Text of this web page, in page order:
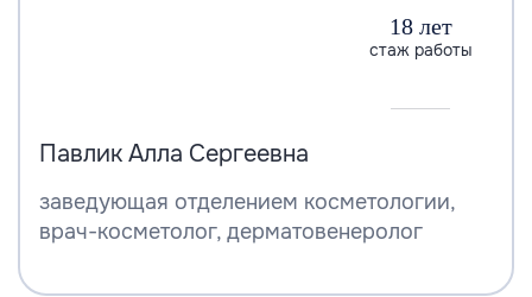
18 лет
стаж работы
Павлик Алла Сергеевна
заведующая отделением косметологии,
врач-косметолог, дерматовенеролог